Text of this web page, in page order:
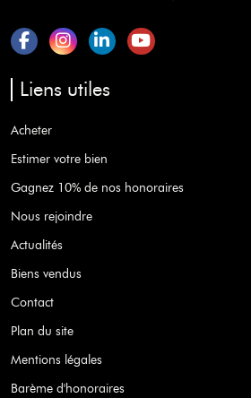
Liens utiles
Acheter
Estimer votre bien
Gagnez 10% de nos honoraires
Nous rejoindre
Actualités
Biens vendus
Contact
Plan du site
Mentions légales
Barème d'honoraires